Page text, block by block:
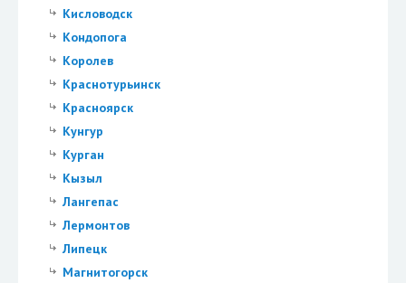
Кисловодск
Кондопога
Королев
Краснотурьинск
Красноярск
Кунгур
Курган
Кызыл
Лангепас
Лермонтов
Липецк
Магнитогорск